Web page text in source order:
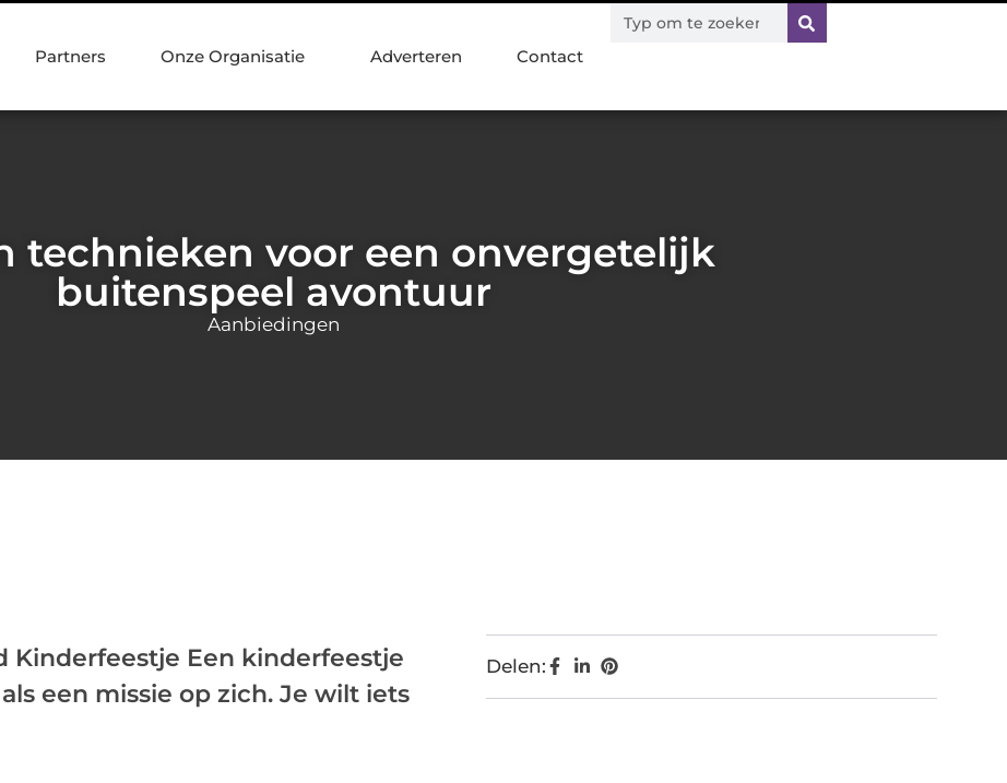
Partners Onze Organisatie Adverteren Contact
technieken voor een onvergetelijk
buitenspeel avontuur
Aanbiedingen
Kinderfeestje Een kinderfeestje
een missie op zich. Je wilt iets
Delen: